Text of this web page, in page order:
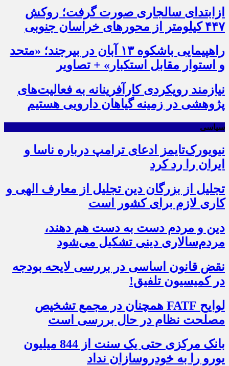
ازابتدای سالجاری صورت گرفت؛ روکش
۴۴۷ کیلومتر از محورهای خراسان جنوبی
راهپیمایی باشکوه ۱۳ آبان در بیرجند؛ «متحد
و استوار مقابل استکبار» + تصاویر
نیازمند رویکردی کارآفرینانه به فعالیت‌های
پژوهشی در زمینه گیاهان دارویی هستیم
سیاسی
نیویورک‌تایمز ادعای ترامپ درباره ناسا و
ایران را رد کرد
تجلیل از بزرگان دین تجلیل از معارف الهی و
کاری لازم برای کشور است
دین و مردم دست به‌ دست هم دهند،
مردم‌سالاری دینی تشکیل می‌شود
نقض قانون اساسی در بررسی لایحه بودجه
در کمیسیون تلفیق!
لوایح FATF همچنان در مجمع تشخیص
مصلحت نظام در حال بررسی است
بانک مرکزی حتی یک سنت از 844 میلیون
یورو را به خودروسازان نداد